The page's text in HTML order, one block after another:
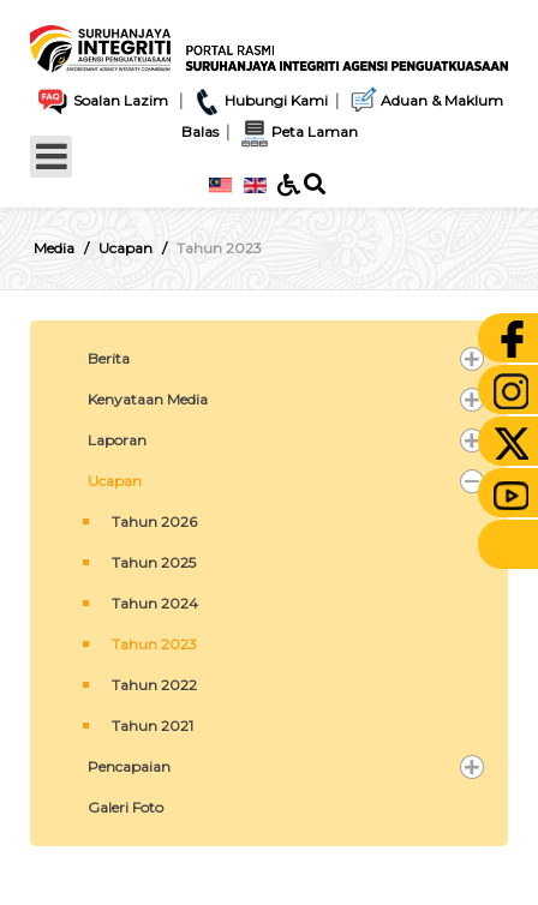
Soalan Lazim | Hubungi Kami |
Aduan & Maklum
Balas| Peta Laman
Media Ucapan Tahun 2023
Berita
Kenyataan Media
Laporan
Ucapan
Tahun 2026
Tahun 2025
Tahun 2024
Tahun 2023
Tahun 2022
Tahun 2021
Pencapaian
Galeri Foto